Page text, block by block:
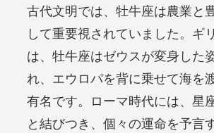
古代文明では、牡牛座は農業と
して重要視されていました。ギ
は、牡牛座はゼウスが変身した
れ、エウロパを背に乗せて海を
有名です。ローマ時代には、星
と結びつき、個々の運命を予言